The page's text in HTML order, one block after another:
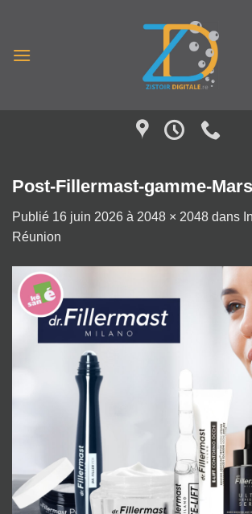
contenu
Post-Fillermast-gamme-
Publié 16 juin 2026 à 2048 × 2048 dans
Réunion